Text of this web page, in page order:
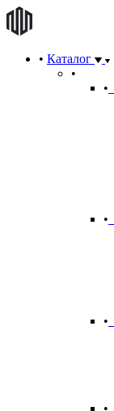
Каталог